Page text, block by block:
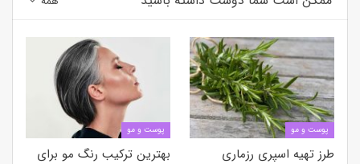
پوست و مو
طرز تهیه اسپری رزماری
پوست و مو
بهترین ترکیب رنگ مو برای